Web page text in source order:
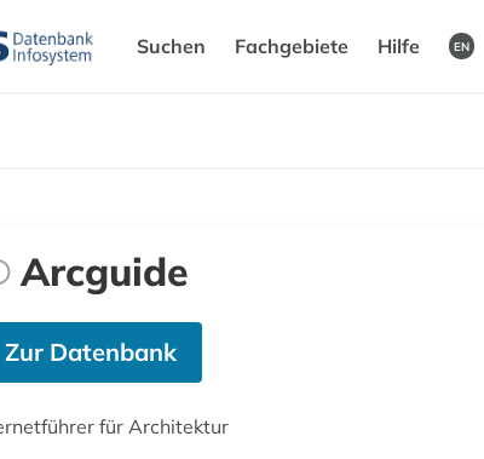
Suchen Fachgebiete Hilfe EN
Arcguide
Zur Datenbank
für Architektur